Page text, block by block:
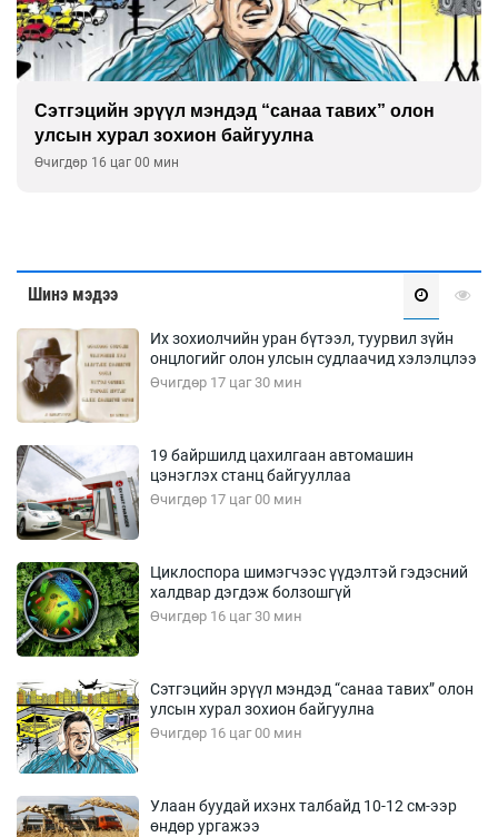
Сэтгэцийн эрүүл мэндэд “санаа тавих” олон
улсын хурал зохион байгуулна
Өчигдөр 16 цаг 00 мин
Шинэ мэдээ
Их зохиолчийн уран бүтээл, туурвил зүйн
онцлогийг олон улсын судлаачид хэлэлцлээ
Өчигдөр 17 цаг 30 мин
19 байршилд цахилгаан автомашин
цэнэглэх станц байгууллаа
Өчигдөр 17 цаг 00 мин
Циклоспора шимэгчээс үүдэлтэй гэдэсний
халдвар дэгдэж болзошгүй
Өчигдөр 16 цаг 30 мин
Сэтгэцийн эрүүл мэндэд “санаа тавих” олон
улсын хурал зохион байгуулна
Өчигдөр 16 цаг 00 мин
Улаан буудай ихэнх талбайд 10-12 см-ээр
өндөр ургажээ